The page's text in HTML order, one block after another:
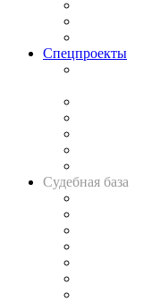
Спецпроекты
Судебная база